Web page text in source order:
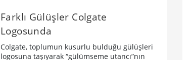
Farklı Gülüşler Colgate
Logosunda
Colgate, toplumun kusurlu bulduğu gülüşleri
logosuna taşıyarak “gülümseme utancı”nın